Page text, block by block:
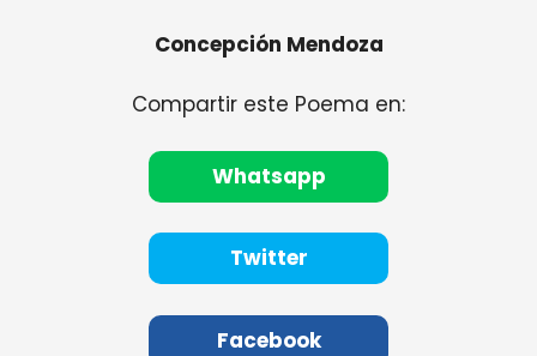
Concepción Mendoza
Compartir este Poema en:
Whatsapp
Twitter
Facebook